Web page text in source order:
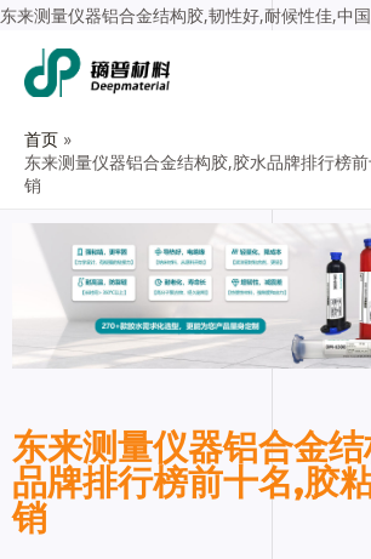
东来测量仪器铝合金结构胶,韧性好,耐候性佳,中
首页
东来测量仪器铝合金结构胶,胶水品牌排行榜
销
东来测量仪器铝合金
品牌排行榜前十名,胶
销